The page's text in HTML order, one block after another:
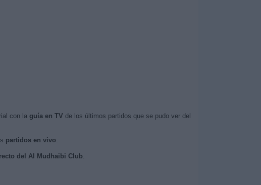
con la guía en TV de los últimos partidos que se pudo ver del
partidos en vivo.
del Al Mudhaibi Club.